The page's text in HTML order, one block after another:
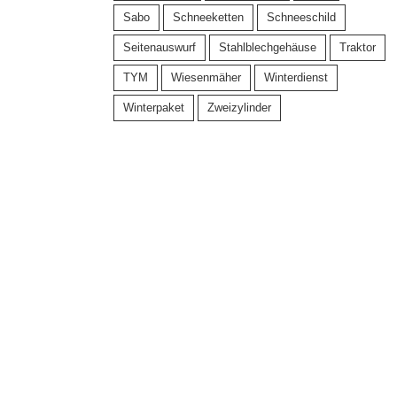
Sabo Schneeketten Schneeschild
Seitenauswurf Stahlblechgehäuse Traktor
TYM Wiesenmäher Winterdienst
Winterpaket Zweizylinder